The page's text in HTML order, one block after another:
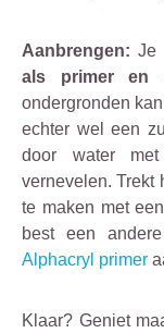
Aanbrengen: Je
als primer en
ondergronden
echter wel een
door water
vernevelen. Trekt
te maken met
best een
Alphacryl primer
Klaar? Geniet